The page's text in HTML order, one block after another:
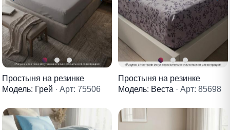
Простыня на резинке
Модель: Грей · Арт: 75506
Простыня на резинке
Модель: Веста · Арт: 85698